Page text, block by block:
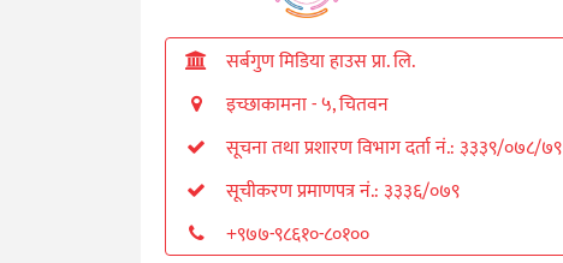
सर्बगुण मिडिया हाउस प्रा. लि.
इच्छाकामना - ५, चितवन
सूचना तथा प्रशारण विभाग दर्ता नं.: ३३३९/०७८/७९
सूचीकरण प्रमाणपत्र नं.: ३३३६/०७९
+९७७-९८६१०-८०१००